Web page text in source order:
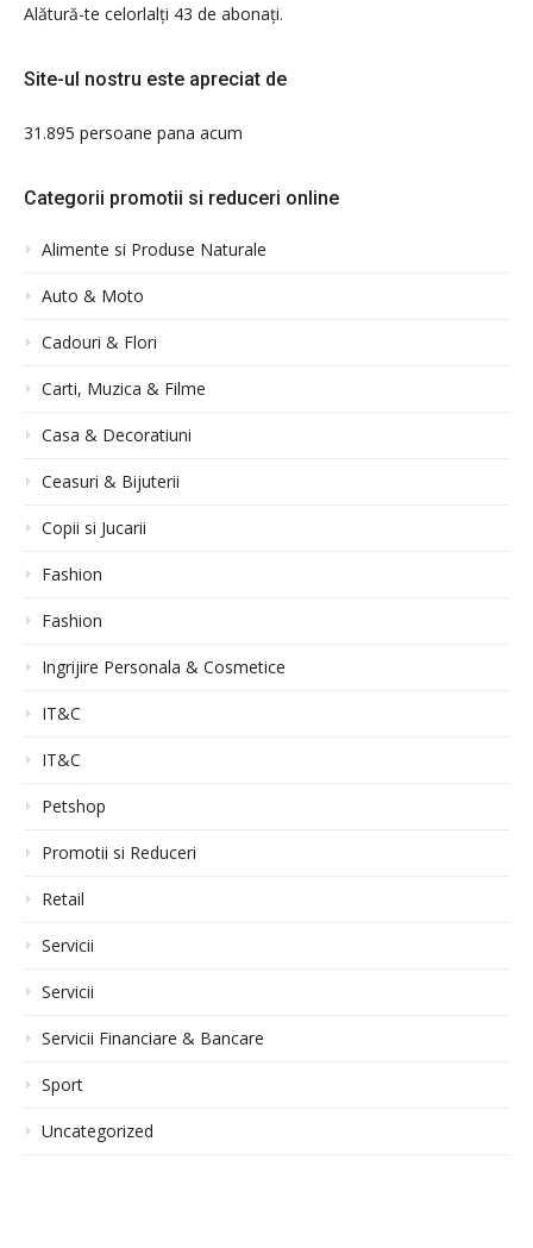
Alătură-te celorlalți 43 de abonați.
Site-ul nostru este apreciat de
31.895 persoane pana acum
Categorii promotii si reduceri online
Alimente si Produse Naturale
Auto & Moto
Cadouri & Flori
Carti, Muzica & Filme
Casa & Decoratiuni
Ceasuri & Bijuterii
Copii si Jucarii
Fashion
Fashion
Ingrijire Personala & Cosmetice
IT&C
IT&C
Petshop
Promotii si Reduceri
Retail
Servicii
Servicii
Servicii Financiare & Bancare
Sport
Uncategorized